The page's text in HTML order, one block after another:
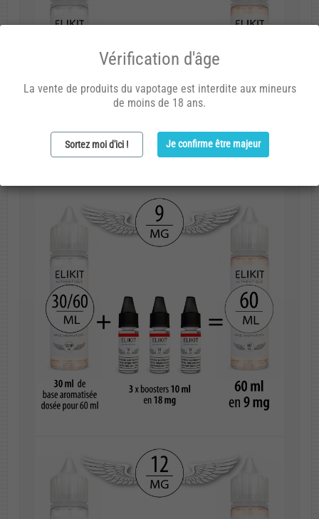
Vérification d'âge
La vente de produits du vapotage est interdite aux mineurs
de moins de 18 ans.
Sortez moi d'ici ! Je confirme être majeur